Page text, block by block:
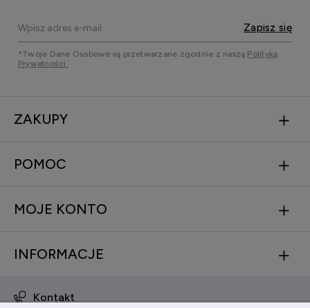
Zapisz się
*Twoje Dane Osobowe są przetwarzane zgodnie z naszą Polityką
Prywatności.
ZAKUPY
POMOC
MOJE KONTO
INFORMACJE
Kontakt